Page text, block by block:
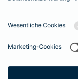
Datenschutz